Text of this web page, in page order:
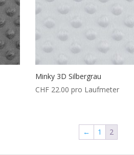
Minky 3D Silbergrau
CHF 22.00 pro Laufmeter
← 1 2